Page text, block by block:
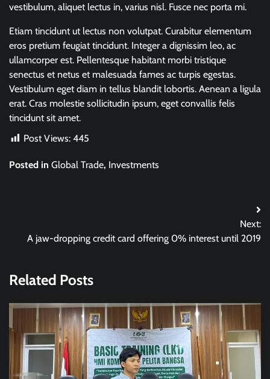
vestibulum, aliquet lectus in, varius nisl. Fusce nec porta mi.
Etiam tincidunt ut lectus non volutpat. Curabitur elementum
eros pretium feugiat tincidunt. Integer a dignissim leo, ac
ullamcorper est. Pellentesque habitant morbi tristique
senectus et netus et malesuada fames ac turpis egestas.
Vestibulum eget diam in tellus blandit lobortis. Aenean a ligula
erat. Cras molestie sollicitudin ipsum, eget convallis felis
tincidunt sit amet.
Post Views: 445
Posted in Global Trade, Investments
navigation
Next:
A jaw-dropping credit card offering 0% interest until 2019
Related Posts